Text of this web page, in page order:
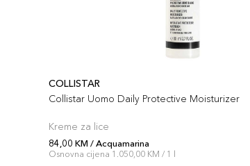
COLLISTAR
Collistar Uomo Daily Protective Moisturizer
Kreme za lice
84,00 KM / Acquamarina
Osnovna cijena 1.050,00 KM / 1 l